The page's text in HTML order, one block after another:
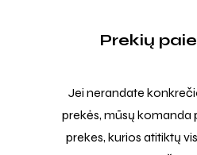
Prekių
Jei nerandate
prekės, mūsų komanda
prekes, kurios atitiktų